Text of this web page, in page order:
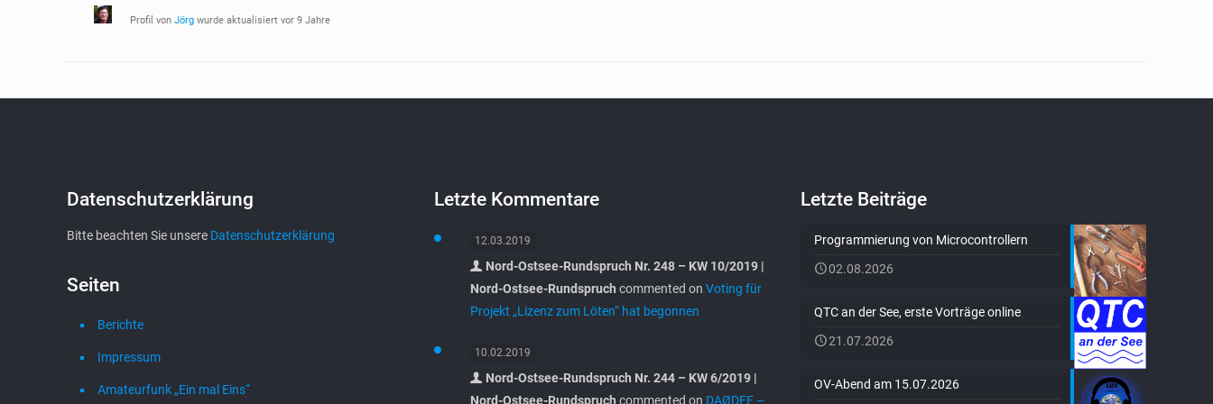
Profil vonJörg wurde aktualisiertvor 9 Jahre
Datenschutzerklärung
Bitte beachten Sie unsere Datenschutzerklärung
Seiten
Berichte
Impressum
Amateurfunk „Ein mal Eins“
Letzte Kommentare
12.03.2019
Nord-Ostsee-Rundspruch Nr. 248 – KW 10/2019 |
Nord-Ostsee-Rundspruch commented on Voting für
Projekt „Lizenz zum Löten“ hat begonnen
10.02.2019
Nord-Ostsee-Rundspruch Nr. 244 – KW 6/2019 |
Nord-Ostsee-Rundspruch commented on DAØDFF –
Letzte Beiträge
Programmierung von Microcontrollern
02.08.2026
QTC an der See, erste Vorträge online
21.07.2026
OV-Abend am 15.07.2026